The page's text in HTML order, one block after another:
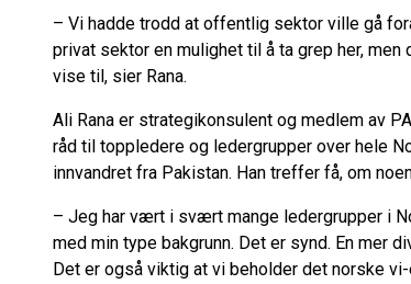
– Vi hadde trodd at offentlig sektor ville gå
privat sektor en mulighet til å ta grep her,
vise til, sier Rana.
Ali Rana er strategikonsulent og medlem av
råd til toppledere og ledergrupper over hele
innvandret fra Pakistan. Han treffer få, om
– Jeg har vært i svært mange ledergrupper i
med min type bakgrunn. Det er synd. En mer
Det er også viktig at vi beholder det norske